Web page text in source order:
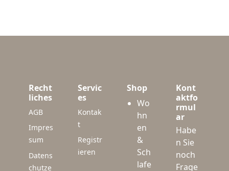
Recht
liches
AGB
Impres
sum
Datens
chutze
Servic
es
Kontak
t
Registr
ieren
Shop
Wo
hn
en
&
Sch
lafe
Kont
aktfo
rmul
ar
Habe
n Sie
noch
Frage